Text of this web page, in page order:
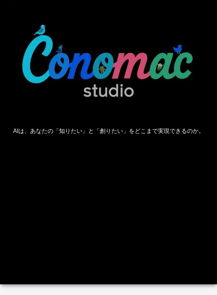
AIは、あなたの「知りたい」と「創りたい」をどこまで実現できるのか。